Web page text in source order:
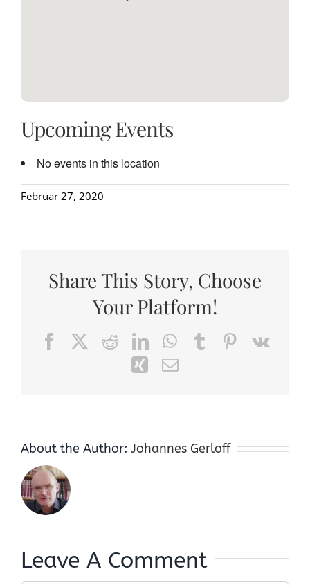
Upcoming Events
No events in this location
Februar 27, 2020
Share This Story, Choose
Your Platform!
FacebookRedditLinkedInWhatsApp
TumblrPinterest
Vk
XingEmail
About the Author: Johannes Gerloff
Leave A Comment